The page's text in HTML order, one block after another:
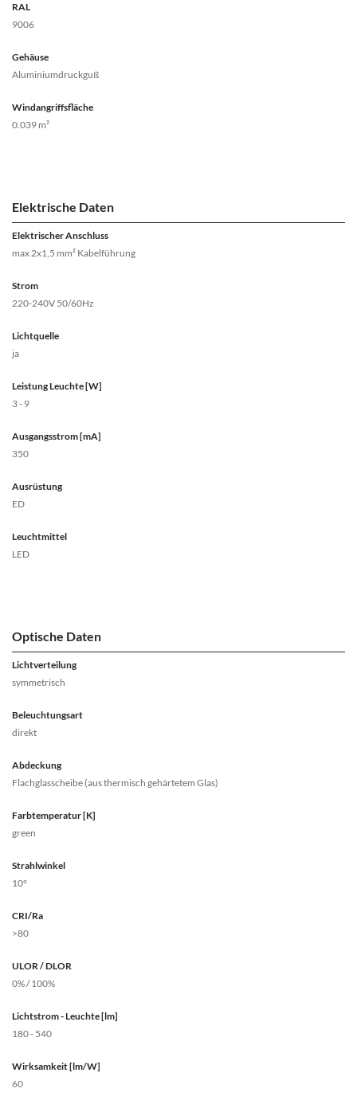
RAL
9006
Gehäuse
Aluminiumdruckguß
Windangriffsfläche
0.039 m²
Elektrische Daten
Elektrischer Anschluss
max 2x1,5 mm² Kabelführung
Strom
220-240V 50/60Hz
Lichtquelle
ja
Leistung Leuchte [W]
3 - 9
Ausgangsstrom [mA]
350
Ausrüstung
ED
Leuchtmittel
LED
Optische Daten
Lichtverteilung
symmetrisch
Beleuchtungsart
direkt
Abdeckung
Flachglasscheibe (aus thermisch gehärtetem Glas)
Farbtemperatur [K]
green
Strahlwinkel
10°
CRI/Ra
>80
ULOR / DLOR
0% / 100%
Lichtstrom - Leuchte [lm]
180 - 540
Wirksamkeit [lm/W]
60